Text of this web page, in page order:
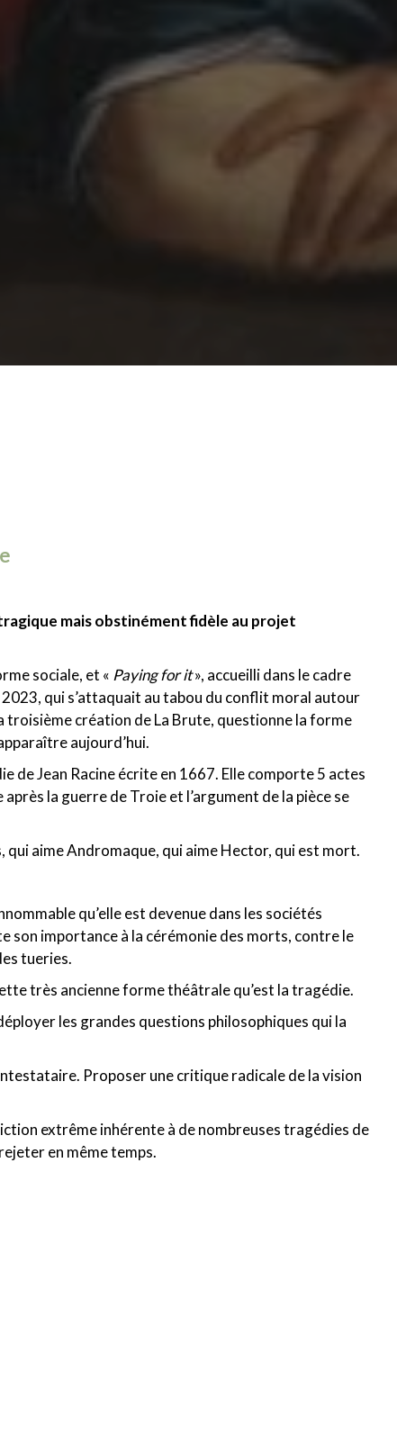
mais obstinément fidèle au projet
sociale, et « Paying for it», accueilli dans le cadre
qui s’attaquait au tabou du conflit moral autour
troisième création de La Brute, questionne la forme
aujourd’hui.
de Jean Racine écrite en 1667. Elle comporte 5 actes
la guerre de Troie et l’argument de la pièce se
aime Andromaque, qui aime Hector, qui est mort.
qu’elle est devenue dans les sociétés
son importance à la cérémonie des morts, contre le
tueries.
très ancienne forme théâtrale qu’est la tragédie.
les grandes questions philosophiques qui la
Proposer une critique radicale de la vision
extrême inhérente à de nombreuses tragédies de
en même temps.